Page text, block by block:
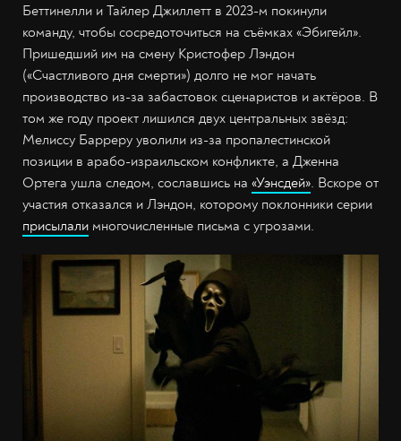
Беттинелли и Тайлер Джиллетт в 2023-м покинули
команду, чтобы сосредоточиться на съёмках «Эбигейл».
Пришедший им на смену Кристофер Лэндон
(«Счастливого дня смерти») долго не мог начать
производство из-за забастовок сценаристов и актёров. В
том же году проект лишился двух центральных звёзд:
Мелиссу Барреру уволили из-за пропалестинской
позиции в арабо-израильском конфликте, а Дженна
Ортега ушла следом, сославшись на «Уэнсдей». Вскоре от
участия отказался и Лэндон, которому поклонники серии
присылали многочисленные письма с угрозами.